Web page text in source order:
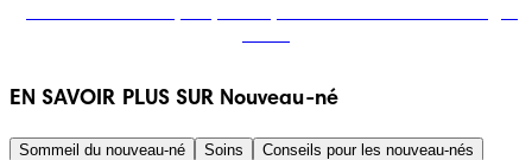
EN SAVOIR PLUS SUR Nouveau-né
Sommeil du nouveau-né Soins
Conseils pour les nouveau-nés